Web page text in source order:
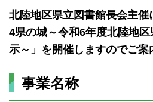
北陸地区県立図書館長会主
4県の城～令和6年度北陸地
示～」を開催しますのでご案
事業名称